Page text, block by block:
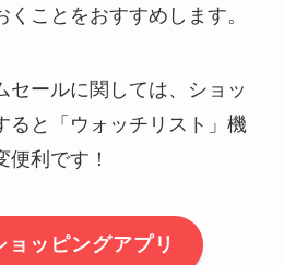
ことをおすすめします。
セールに関しては、ショッ
ると「ウォッチリスト」機
利です！
ッピングアプリ